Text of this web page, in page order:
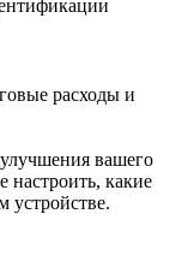
расходы и
вашего
настроить, какие
устройстве.